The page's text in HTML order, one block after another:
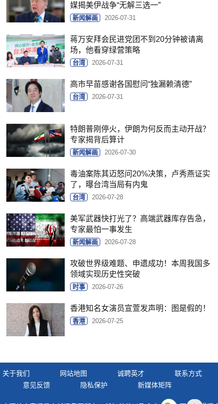
媒揭美伊战争“无解三选一”
新闻解画 2026-07-31
蒋万安拜会民进党团不到20分钟被请离
场，他看穿绿营策略
台湾 2026-07-31
高市早苗感谢各国慰问“独漏赖清德”
台湾 2026-07-31
特朗普刚停火，伊朗为何反而主动开战？
专家揭背后算计
新闻解画 2026-07-30
毒油案陈其迈怒问20%决策，卢秀燕证实
了，曝台湾当局有内鬼
台湾 2026-07-28
美军武器快打光了？高端武器库存告急，
专家最怕一事发生
新闻解画 2026-07-28
攻破世界级难题、申遗成功！本周我国多
领域实现历史性突破
时事 2026-07-26
香港知名女演员宣萱发声明：图是假的！
香港 2026-07-25
关于我们 网站地图 诚聘英才
联系方式
意见反馈
隐私保护 新媒体矩阵